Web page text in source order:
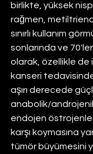
birlikte, yüksek
rağmen,
sınırlı kullanım
sonlarında ve
olarak, özellikle de
kanseri tedavisinde
aşırı derecede
anabolik/
endojen
karşı koymasına
tümör büyümesini